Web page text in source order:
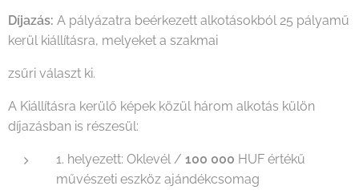
Díjazás: A pályázatra beérkezett alkotásokból 25 pályamű
kerül kiállításra, melyeket a szakmai
zsűri választ ki.
A Kiállításra kerülő képek közül három alkotás külön
díjazásban is részesül:
1. helyezett: Oklevél / 100 000 HUF értékű
művészeti eszköz ajándékcsomag